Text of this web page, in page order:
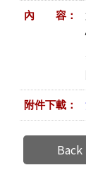
內 容：
附件下載：
Back